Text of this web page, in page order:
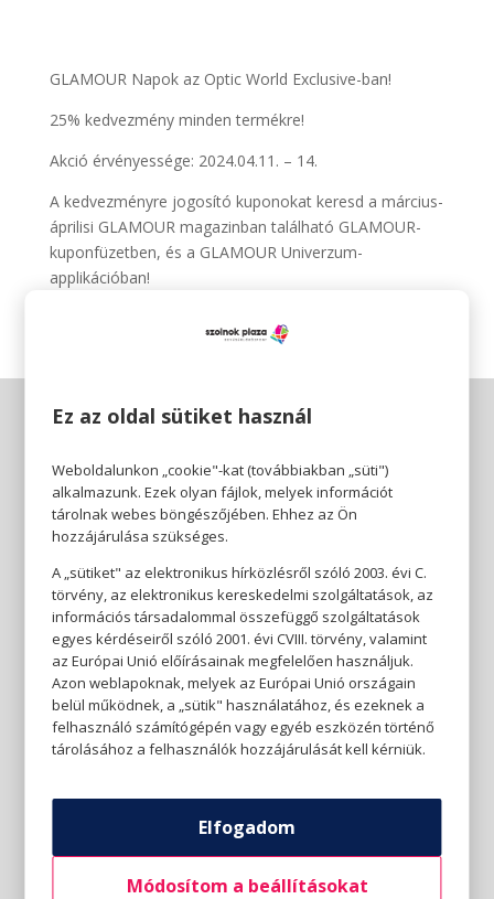
GLAMOUR Napok az Optic World Exclusive-ban!
25% kedvezmény minden termékre!
Akció érvényessége: 2024.04.11. – 14.
A kedvezményre jogosító kuponokat keresd a március-
áprilisi GLAMOUR magazinban található GLAMOUR-
kuponfüzetben, és a GLAMOUR Univerzum-
applikációban!
Ez az oldal sütiket használ
Weboldalunkon „cookie"-kat (továbbiakban „süti")
alkalmazunk. Ezek olyan fájlok, melyek információt
tárolnak webes böngészőjében. Ehhez az Ön
hozzájárulása szükséges.
A „sütiket" az elektronikus hírközlésről szóló 2003. évi C.
törvény, az elektronikus kereskedelmi szolgáltatások, az
információs társadalommal összefüggő szolgáltatások
egyes kérdéseiről szóló 2001. évi CVIII. törvény, valamint
az Európai Unió előírásainak megfelelően használjuk.
Azon weblapoknak, melyek az Európai Unió országain
belül működnek, a „sütik" használatához, és ezeknek a
felhasználó számítógépén vagy egyéb eszközén történő
tárolásához a felhasználók hozzájárulását kell kérniük.
Elfogadom
Módosítom a beállításokat